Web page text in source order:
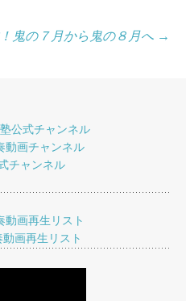
鬼の７月から鬼の８月へ →
公式チャンネル
動画チャンネル
チャンネル
動画再生リスト
動画再生リスト